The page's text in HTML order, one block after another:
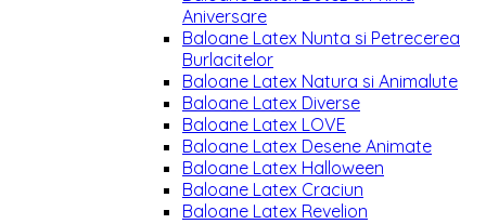
Aniversare
Baloane Latex Nunta si Petrecerea
Burlacitelor
Baloane Latex Natura si Animalute
Baloane Latex Diverse
Baloane Latex LOVE
Baloane Latex Desene Animate
Baloane Latex Halloween
Baloane Latex Craciun
Baloane Latex Revelion